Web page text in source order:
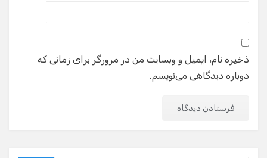
ذخیره نام، ایمیل و وبسایت من در مرورگر برای زمانی که
دوباره دیدگاهی می‌نویسم.